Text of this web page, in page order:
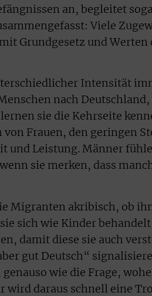
an, begleitet
Viele
Grundgesetz und Werten
Intensität
nach
sie die Kehrseite
Frauen, den geringen
und Leistung. Männer
sie merken, dass
Migranten akribisch, ob
sich wie Kinder
damit diese sie auch
gut Deutsch“
wie die Frage,
wird daraus schnell eine